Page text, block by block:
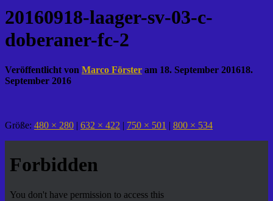
20160918-laager-sv-03-c-
doberaner-fc-2
Veröffentlicht von Marco Förster am 18. September 201618.
September 2016
Größe: 480 × 280 | 632 × 422 | 750 × 501 | 800 × 534